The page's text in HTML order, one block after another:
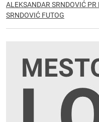
ALEKSANDAR SRNDOVIĆ PR
SRNDOVIĆ FUTOG